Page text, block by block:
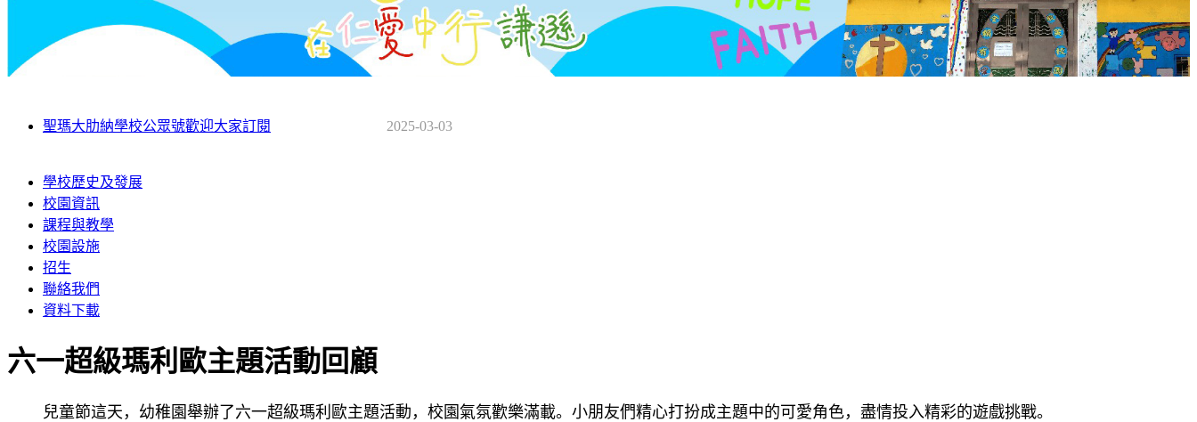
2025-03-03
聖瑪大肋納學校公眾號歡迎大家訂閱
學校歷史及發展
校園資訊
課程與教學
校園設施
招生
聯絡我們
資料下載
六一超級瑪利歐主題活動回顧
兒童節這天，幼稚園舉辦了六一超級瑪利歐主題活動，校園氣氛歡樂滿載。小朋友們精心打扮成主題中的可愛角色，盡情投入精彩的遊戲挑戰。